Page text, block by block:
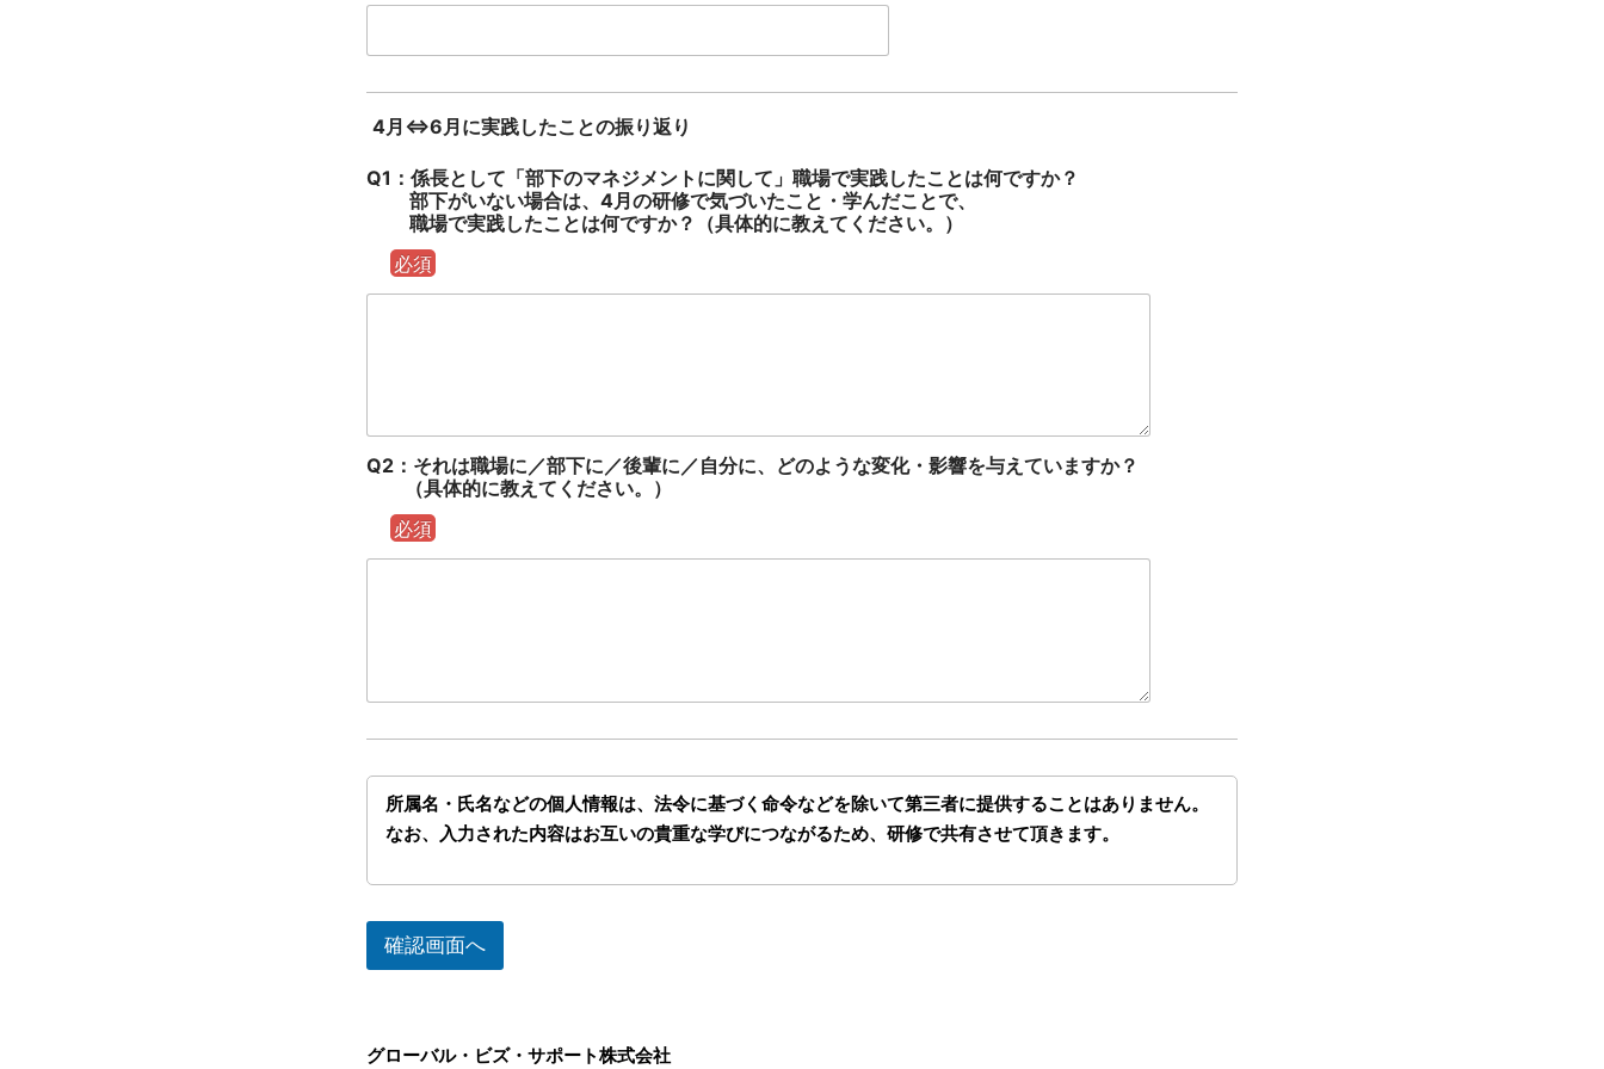
4月⇔6月に実践したことの振り返り
Q1：係長として「部下のマネジメントに関して」職場で実践したことは何ですか？
部下がいない場合は、4月の研修で気づいたこと・学んだことで、
職場で実践したことは何ですか？（具体的に教えてください。）
必須
Q2：それは職場に／部下に／後輩に／自分に、どのような変化・影響を与えていますか？
（具体的に教えてください。）
必須
所属名・氏名などの個人情報は、法令に基づく命令などを除いて第三者に提供することはありません。
なお、入力された内容はお互いの貴重な学びにつながるため、研修で共有させて頂きます。
確認画面へ
グローバル・ビズ・サポート株式会社